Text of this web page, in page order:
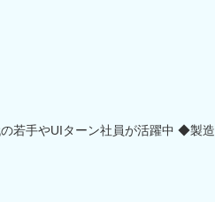
若手やUIターン社員が活躍中 ◆製造